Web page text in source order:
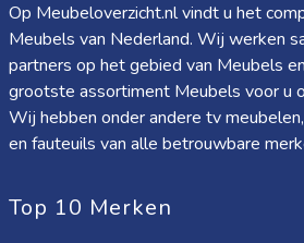
Op Meubeloverzicht.nl vindt u het
Meubels van Nederland. Wij werken
partners op het gebied van Meubels
grootste assortiment Meubels voor u
Wij hebben onder andere tv
en fauteuils van alle betrouwbare
Top 10 Merken